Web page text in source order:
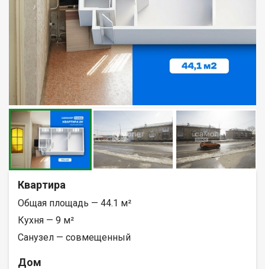
Квартира
Общая площадь — 44.1 м²
Кухня — 9 м²
Санузел — совмещенный
Дом